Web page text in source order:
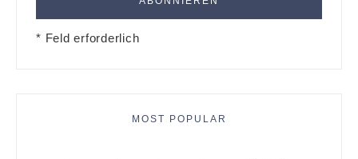
* Feld erforderlich
MOST POPULAR